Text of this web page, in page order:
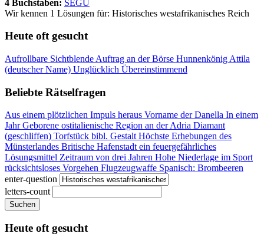
4 Buchstaben: SEGU
Wir kennen 1 Lösungen für: Historisches westafrikanisches Reich
Heute oft gesucht
Aufrollbare Sichtblende Auftrag an der Börse Hunnenkönig Attila
(deutscher Name) Unglücklich Übereinstimmend
Beliebte Rätselfragen
Aus einem plötzlichen Impuls heraus Vorname der Danella In einem
Jahr Geborene ostitalienische Region an der Adria Diamant
(geschliffen) Torfstück bibl. GestaltHöchste Erhebungen des
Münsterlandes Britische Hafenstadtein feuergefährliches
Lösungsmittel Zeitraum von drei Jahren Hohe Niederlage im Sport
rücksichtsloses Vorgehen Flugzeugwaffe Spanisch: Brombeeren
enter-question
letters-count
Suchen
Heute oft gesucht